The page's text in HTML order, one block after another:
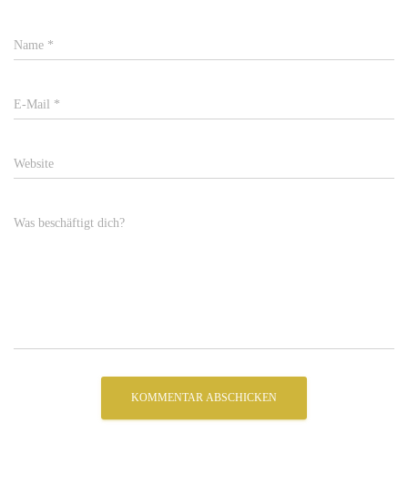
Name *
E-Mail *
Website
Was beschäftigt dich?